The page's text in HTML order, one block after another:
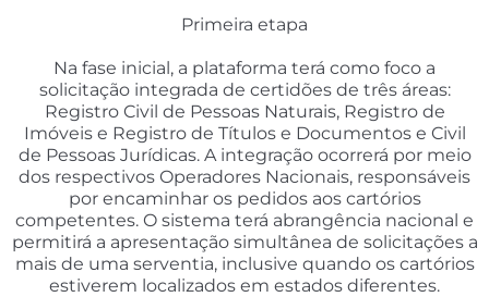
Primeira etapa
Na fase inicial, a plataforma terá como foco a
solicitação integrada de certidões de três áreas:
Registro Civil de Pessoas Naturais, Registro de
Imóveis e Registro de Títulos e Documentos e Civil
de Pessoas Jurídicas. A integração ocorrerá por meio
dos respectivos Operadores Nacionais, responsáveis
por encaminhar os pedidos aos cartórios
competentes. O sistema terá abrangência nacional e
permitirá a apresentação simultânea de solicitações a
mais de uma serventia, inclusive quando os cartórios
estiverem localizados em estados diferentes.